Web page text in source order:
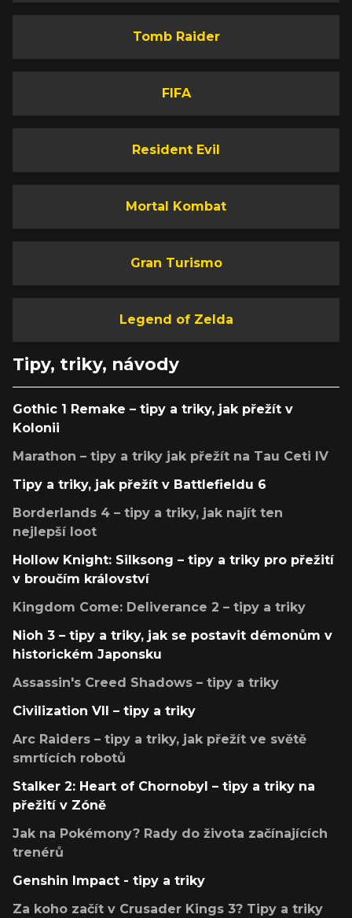
Tomb Raider
FIFA
Resident Evil
Mortal Kombat
Gran Turismo
Legend of Zelda
Tipy, triky, návody
Gothic 1 Remake – tipy a triky, jak přežít v
Kolonii
Marathon – tipy a triky jak přežít na Tau Ceti IV
Tipy a triky, jak přežít v Battlefieldu 6
Borderlands 4 – tipy a triky, jak najít ten
nejlepší loot
Hollow Knight: Silksong – tipy a triky pro přežití
v broučím království
Kingdom Come: Deliverance 2 – tipy a triky
Nioh 3 – tipy a triky, jak se postavit démonům v
historickém Japonsku
Assassin's Creed Shadows – tipy a triky
Civilization VII – tipy a triky
Arc Raiders – tipy a triky, jak přežít ve světě
smrtících robotů
Stalker 2: Heart of Chornobyl – tipy a triky na
přežití v Zóně
Jak na Pokémony? Rady do života začínajících
trenérů
Genshin Impact - tipy a triky
Za koho začít v Crusader Kings 3? Tipy a triky